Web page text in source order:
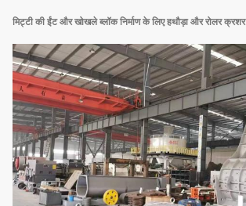
मिट्टी की ईंट और खोखले ब्लॉक निर्माण के लिए हथौड़ा और रोलर क्रशर